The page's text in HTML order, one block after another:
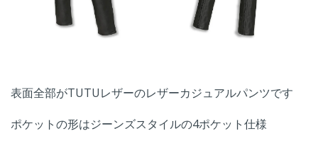
表面全部がTUTUレザーのレザーカジュアルパンツです
ポケットの形はジーンズスタイルの4ポケット仕様